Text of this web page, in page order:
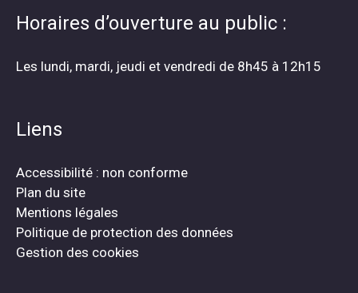
Horaires d’ouverture au public :
Les lundi, mardi, jeudi et vendredi de 8h45 à 12h15
Liens
Accessibilité : non conforme
Plan du site
Mentions légales
Politique de protection des données
Gestion des cookies